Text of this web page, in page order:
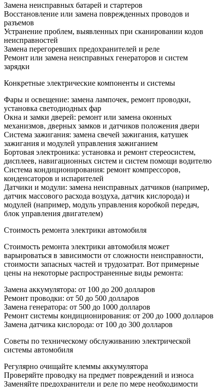
Замена неисправных батарей и стартеров
Восстановление или замена поврежденных проводов и
разъемов
Устранение проблем, выявленных при сканировании кодов
неисправностей
Замена перегоревших предохранителей и реле
Ремонт или замена неисправных генераторов и систем
зарядки
Конкретные электрические компоненты и системы
Фары и освещение: замена лампочек, ремонт проводки,
установка светодиодных фар
Окна и замки дверей: ремонт или замена оконных
механизмов, дверных замков и датчиков положения двери
Система зажигания: замена свечей зажигания, катушек
зажигания и модулей управления зажиганием
Бортовая электроника: установка и ремонт стереосистем,
дисплеев, навигационных систем и систем помощи водителю
Система кондиционирования: ремонт компрессоров,
конденсаторов и испарителей
Датчики и модули: замена неисправных датчиков (например,
датчик массового расхода воздуха, датчик кислорода) и
модулей (например, модуль управления коробкой передач,
блок управления двигателем)
Стоимость ремонта электрики автомобиля
Стоимость ремонта электрики автомобиля может
варьироваться в зависимости от сложности неисправности,
стоимости запасных частей и трудозатрат. Вот примерные
цены на некоторые распространенные виды ремонта:
Замена аккумулятора: от 100 до 200 долларов
Ремонт проводки: от 50 до 500 долларов
Замена генератора: от 500 до 1000 долларов
Ремонт системы кондиционирования: от 200 до 1000 долларов
Замена датчика кислорода: от 100 до 300 долларов
Советы по техническому обслуживанию электрической
системы автомобиля
Регулярно очищайте клеммы аккумулятора
Проверяйте проводку на предмет повреждений и износа
Заменяйте предохранители и реле по мере необходимости